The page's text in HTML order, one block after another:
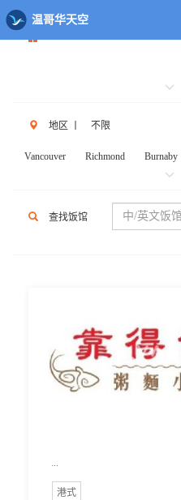
温哥华天空
地区 不限
Vancouver Richmond Burnaby
PittMeadows Langley
Whistler
查找饭馆
...
港式